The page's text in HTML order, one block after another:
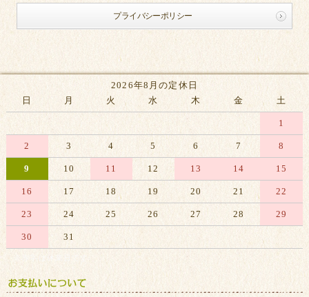
プライバシーポリシー
2026年8月の定休日
日
月 火 水 木 金 土
1
2 3 4 5 6 7 8
9 10 11 12 13 14 15
16 17 18 19 20 21 22
23 24 25 26 27 28 29
30 31
※赤字は休業日です